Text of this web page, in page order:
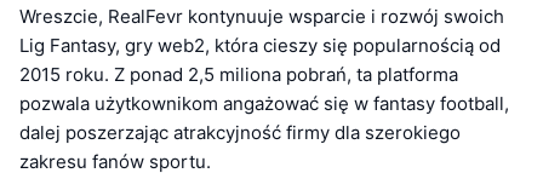
Wreszcie, RealFevr kontynuuje wsparcie i rozwój swoich
Lig Fantasy, gry web2, która cieszy się popularnością od
2015 roku. Z ponad 2,5 miliona pobrań, ta platforma
pozwala użytkownikom angażować się w fantasy football,
dalej poszerzając atrakcyjność firmy dla szerokiego
zakresu fanów sportu.